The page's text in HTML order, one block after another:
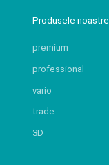
Produsele noastre
premium
professional
vario
trade
3D